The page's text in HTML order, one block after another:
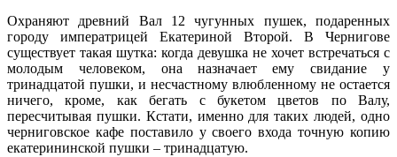
Охраняют древний Вал 12 чугунных пушек, подаренных
городу императрицей Екатериной Второй. В Чернигове
существует такая шутка: когда девушка не хочет встречаться с
молодым человеком, она назначает ему свидание у
тринадцатой пушки, и несчастному влюбленному не остается
ничего, кроме, как бегать с букетом цветов по Валу,
пересчитывая пушки. Кстати, именно для таких людей, одно
черниговское кафе поставило у своего входа точную копию
екатерининской пушки – тринадцатую.